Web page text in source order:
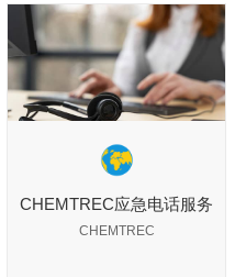
CHEMTREC应急电话服务
CHEMTREC